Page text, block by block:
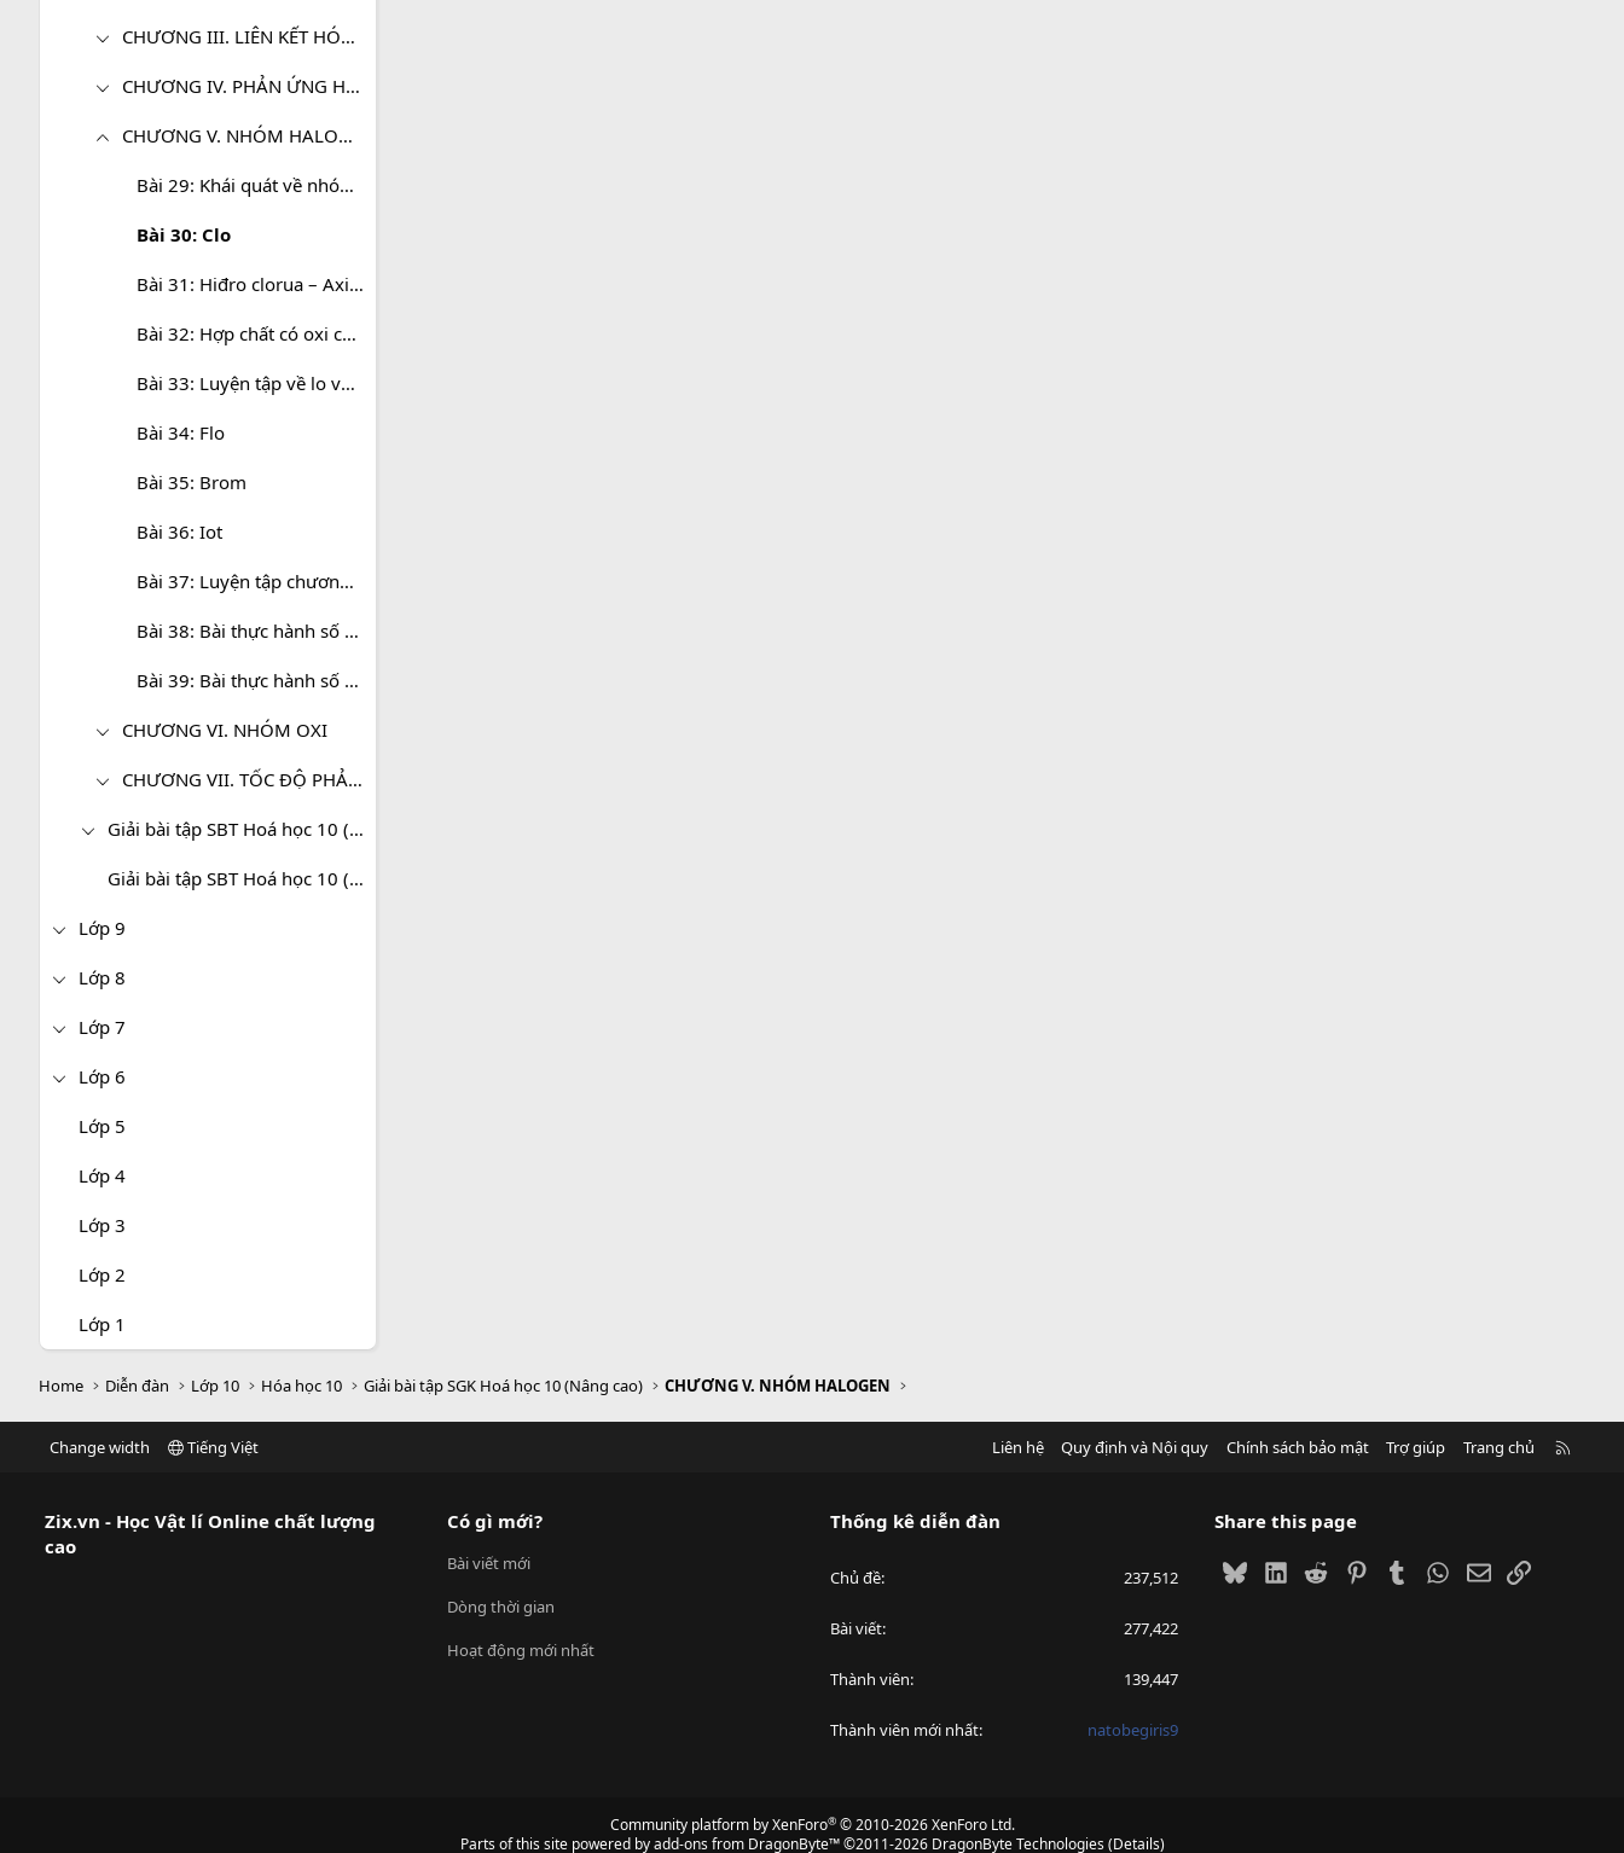
CHƯƠNG III. LIÊN KẾT HÓA HỌC
CHƯƠNG IV. PHẢN ỨNG HÓA HỌC
CHƯƠNG V. NHÓM HALOGEN
Bài 29: Khái quát về nhóm Halogen
Bài 30: Clo
Bài 31: Hiđro clorua – Axit clohiđric
Bài 32: Hợp chất có oxi của clo
Bài 33: Luyện tập về lo và hợp chất của clo
Bài 34: Flo
Bài 35: Brom
Bài 36: Iot
Bài 37: Luyện tập chương V
Bài 38: Bài thực hành số 3: Tính chất của các halogen
Bài 39: Bài thực hành số 4: Tính chất các hợp chất của halogen
CHƯƠNG VI. NHÓM OXI
CHƯƠNG VII. TỐC ĐỘ PHẢN ỨNG VÀ CÂN BẰNG HÓA HỌC - HÓA HỌC 10 NÂNG CAO
Giải bài tập SBT Hoá học 10 (Cơ bản)
Giải bài tập SBT Hoá học 10 (Nâng cao)
Lớp 9
Lớp 8
Lớp 7
Lớp 6
Lớp 5
Lớp 4
Lớp 3
Lớp 2
Lớp 1
Home Diễn đàn Lớp 10 Hóa học 10 Giải bài tập SGK Hoá học 10 (Nâng cao) CHƯƠNG V. NHÓM HALOGEN
Change width Tiếng Việt Liên hệ Quy định và Nội quy Chính sách bảo mật Trợ giúp Trang chủ
Zix.vn - Học Vật lí Online chất lượng
cao
Có gì mới?
Bài viết mới
Dòng thời gian
Hoạt động mới nhất
Thống kê diễn đàn
Chủ đề 237,512
Bài viết 277,422
Thành viên 139,447
Thành viên mới nhất natobegiris9
Share this page
BlueskyLinkedIn
Reddit PinterestTumblrWhatsApp
EmailLink
Community platform by XenForo® © 2010-2026 XenForo Ltd.
Parts of this site powered byadd-ons from DragonByte™©2011-2026 DragonByte Technologies(Details)